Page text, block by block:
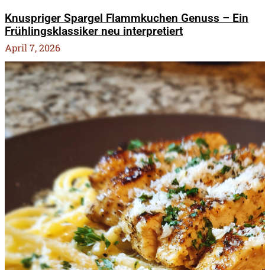
Knuspriger Spargel Flammkuchen Genuss – Ein
Frühlingsklassiker neu interpretiert
April 7, 2026